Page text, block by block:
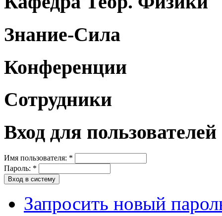
Знание-Сила
Конференции
Сотрудники
Вход для пользователей
Имя пользователя: *
Пароль: *
Запросить новый